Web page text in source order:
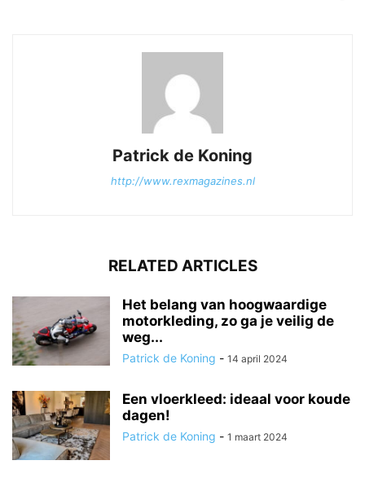
Patrick de Koning
http://www.rexmagazines.nl
RELATED ARTICLES
Het belang van hoogwaardige
motorkleding, zo ga je veilig de
weg...
Patrick de Koning - 14 april 2024
Een vloerkleed: ideaal voor koude
dagen!
Patrick de Koning - 1 maart 2024